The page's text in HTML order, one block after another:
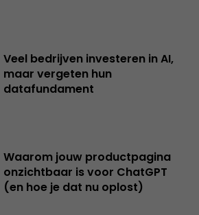
Veel bedrijven investeren in AI,
maar vergeten hun
datafundament
Waarom jouw productpagina
onzichtbaar is voor ChatGPT
(en hoe je dat nu oplost)